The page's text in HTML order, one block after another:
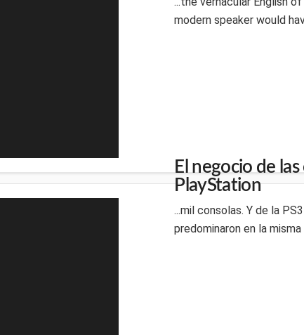
modern speaker would
El negocio de
PlayStation
...mil consolas. Y de la
predominaron en la